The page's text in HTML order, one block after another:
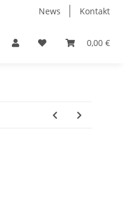
News Kontakt
0,00 €
Bekleidung Zubehör